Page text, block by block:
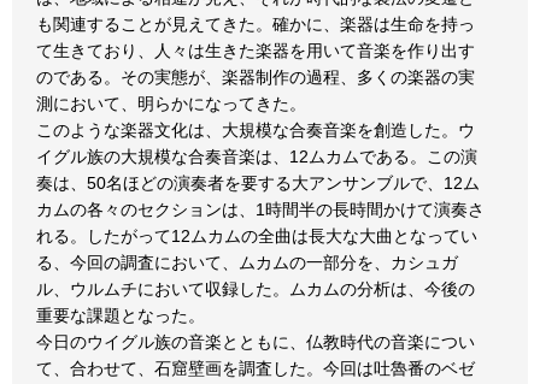
も関連することが見えてきた。確かに、楽器は生命を持っ
て生きており、人々は生きた楽器を用いて音楽を作り出す
のである。その実態が、楽器制作の過程、多くの楽器の実
測において、明らかになってきた。
このような楽器文化は、大規模な合奏音楽を創造した。ウ
イグル族の大規模な合奏音楽は、12ムカムである。この演
奏は、50名ほどの演奏者を要する大アンサンブルで、12ム
カムの各々のセクションは、1時間半の長時間かけて演奏さ
れる。したがって12ムカムの全曲は長大な大曲となってい
る、今回の調査において、ムカムの一部分を、カシュガ
ル、ウルムチにおいて収録した。ムカムの分析は、今後の
重要な課題となった。
今日のウイグル族の音楽とともに、仏教時代の音楽につい
て、合わせて、石窟壁画を調査した。今回は吐魯番のベゼ